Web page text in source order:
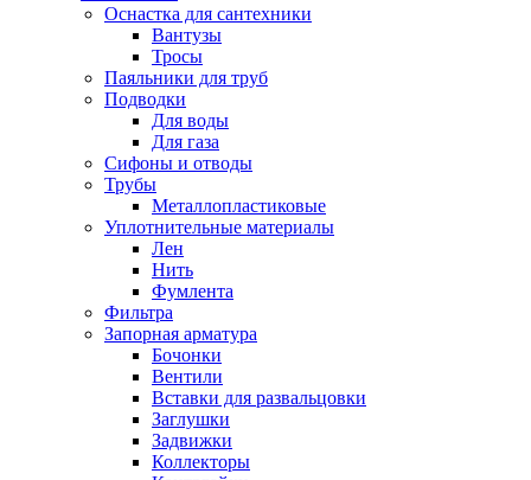
Оснастка для сантехники
Вантузы
Тросы
Паяльники для труб
Подводки
Для воды
Для газа
Сифоны и отводы
Трубы
Металлопластиковые
Уплотнительные материалы
Лен
Нить
Фумлента
Фильтра
Запорная арматура
Бочонки
Вентили
Вставки для развальцовки
Заглушки
Задвижки
Коллекторы